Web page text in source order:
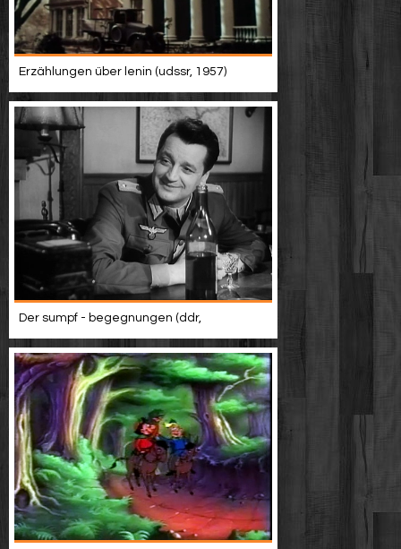
Erzählungen über lenin (udssr, 1957)
Der sumpf - begegnungen (ddr,